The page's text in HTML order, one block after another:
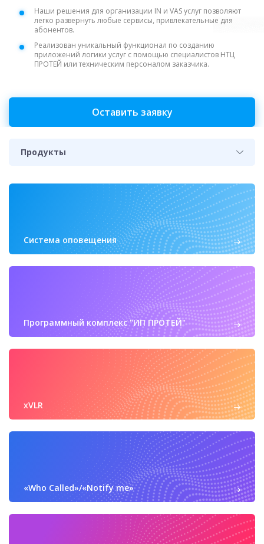
Наши решения для организации IN и VAS услуг позволяют
легко развернуть любые сервисы, привлекательные для
абонентов.
Реализован уникальный функционал по созданию
приложений логики услуг с помощью специалистов НТЦ
ПРОТЕЙ или техническим персоналом заказчика.
Оставить заявку
Система оповещения
Программный комплекс "ИП ПРОТЕЙ"
xVLR
«Who Called»/«Notify me»
Продукты